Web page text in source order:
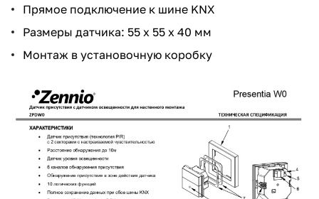
Прямое подключение к шине KNX
Размеры датчика: 55 x 55 x 40 мм
Монтаж в установочную коробку